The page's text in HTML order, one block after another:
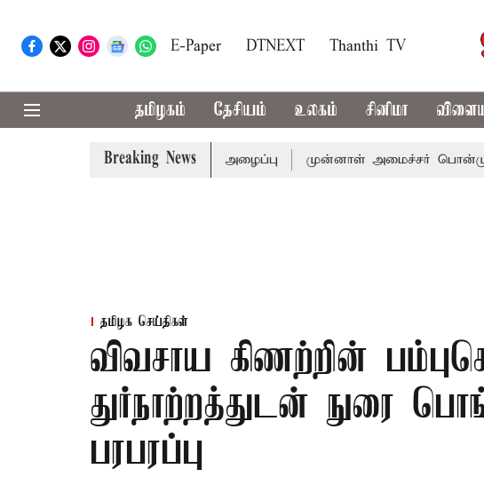
E-Paper DTNEXT Thanthi TV
தமிழகம் தேசியம் உலகம் சினிமா
Breaking News
முதல்-அமைச்சர் விஜய் அழைப்பு முன்னாள் அமைச்சர் பொன்முடிக்கு
தமிழக செய்திகள்
விவசாய கிணற்றின்
துர்நாற்றத்துடன் நுரை
பரபரப்பு